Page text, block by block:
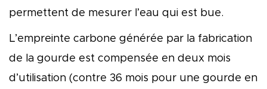
permettent de mesurer l’eau qui est bue.
L’empreinte carbone générée par la fabrication
de la gourde est compensée en deux mois
d’utilisation (contre 36 mois pour une gourde en